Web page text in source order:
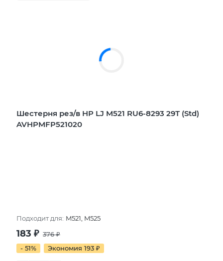
Шестерня рез/в HP LJ M521 RU6-8293 29Т (Std)
AVHPMFP521020
Подходит для: M521, M525
183 ₽ 376₽
- 51%
Экономия 193 ₽